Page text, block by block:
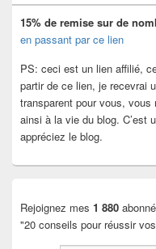
barre
latérale
15% de remise sur de
en passant par ce lien
PS: ceci est un lien affilié,
partir de ce lien, je recevrai
transparent pour vous,
ainsi à la vie du blog. C’est
appréciez le blog.
Rejoignez mes 1 880
"20 conseils pour réussir